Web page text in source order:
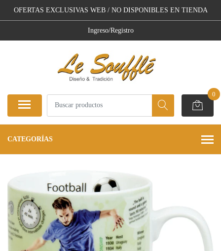
OFERTAS EXCLUSIVAS WEB / NO DISPONIBLES EN TIENDA
Ingreso/Registro
0
CATEGORÍAS